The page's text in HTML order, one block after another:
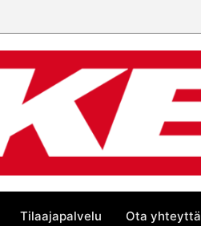
Tilaajapalvelu Ota yhteyttä